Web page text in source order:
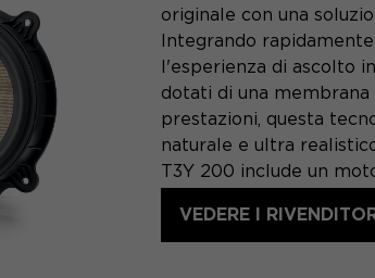
originale con una
Integrando
l'esperienza di ascolto
dotati di una
prestazioni, questa
naturale e ultra
T3Y 200 include un
VEDERE I